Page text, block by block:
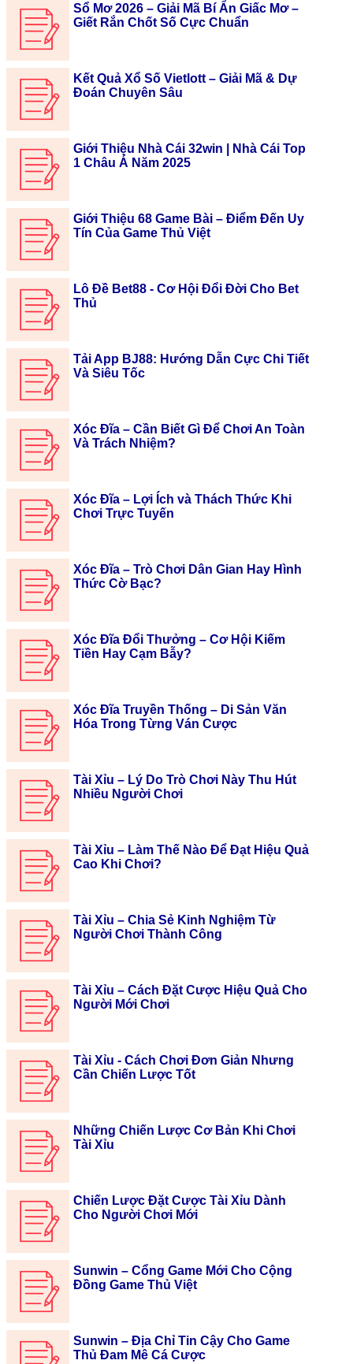
Sổ Mơ 2026 – Giải Mã Bí Ẩn Giấc Mơ –
Giết Rắn Chốt Số Cực Chuẩn
Kết Quả Xổ Số Vietlott – Giải Mã & Dự
Đoán Chuyên Sâu
Giới Thiệu Nhà Cái 32win | Nhà Cái Top
1 Châu Á Năm 2025
Giới Thiệu 68 Game Bài – Điểm Đến Uy
Tín Của Game Thủ Việt
Lô Đề Bet88 - Cơ Hội Đổi Đời Cho Bet
Thủ
Tải App BJ88: Hướng Dẫn Cực Chi Tiết
Và Siêu Tốc
Xóc Đĩa – Cần Biết Gì Để Chơi An Toàn
Và Trách Nhiệm?
Xóc Đĩa – Lợi Ích và Thách Thức Khi
Chơi Trực Tuyến
Xóc Đĩa – Trò Chơi Dân Gian Hay Hình
Thức Cờ Bạc?
Xóc Đĩa Đổi Thưởng – Cơ Hội Kiếm
Tiền Hay Cạm Bẫy?
Xóc Đĩa Truyền Thống – Di Sản Văn
Hóa Trong Từng Ván Cược
Tài Xỉu – Lý Do Trò Chơi Này Thu Hút
Nhiều Người Chơi
Tài Xỉu – Làm Thế Nào Để Đạt Hiệu Quả
Cao Khi Chơi?
Tài Xỉu – Chia Sẻ Kinh Nghiệm Từ
Người Chơi Thành Công
Tài Xỉu – Cách Đặt Cược Hiệu Quả Cho
Người Mới Chơi
Tài Xỉu - Cách Chơi Đơn Giản Nhưng
Cần Chiến Lược Tốt
Những Chiến Lược Cơ Bản Khi Chơi
Tài Xỉu
Chiến Lược Đặt Cược Tài Xỉu Dành
Cho Người Chơi Mới
Sunwin – Cổng Game Mới Cho Cộng
Đồng Game Thủ Việt
Sunwin – Địa Chỉ Tin Cậy Cho Game
Thủ Đam Mê Cá Cược